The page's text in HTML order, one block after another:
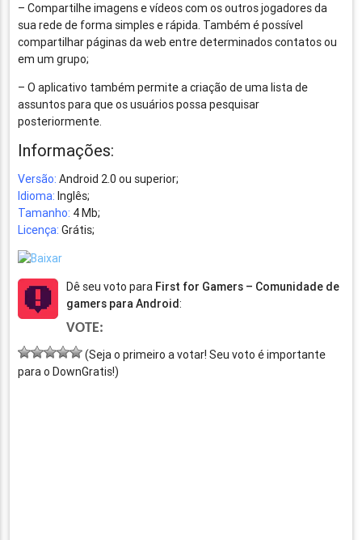
– Compartilhe imagens e vídeos com os outros jogadores da
sua rede de forma simples e rápida. Também é possível
compartilhar páginas da web entre determinados contatos ou
em um grupo;
– O aplicativo também permite a criação de uma lista de
assuntos para que os usuários possa pesquisar
posteriormente.
Informações:
Versão: Android 2.0 ou superior;
Idioma: Inglês;
Tamanho: 4 Mb;
Licença: Grátis;
Dê seu voto para First for Gamers – Comunidade de
gamers para Android:
VOTE:
(Seja o primeiro a votar! Seu voto é importante
para o DownGratis!)